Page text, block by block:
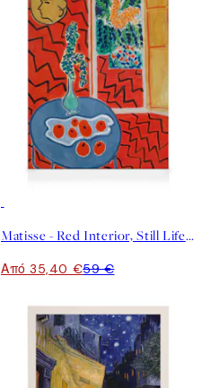
Matisse - Red Interior, Still Life on a Blue Table Καμβάς
Από 35,40 €59 €